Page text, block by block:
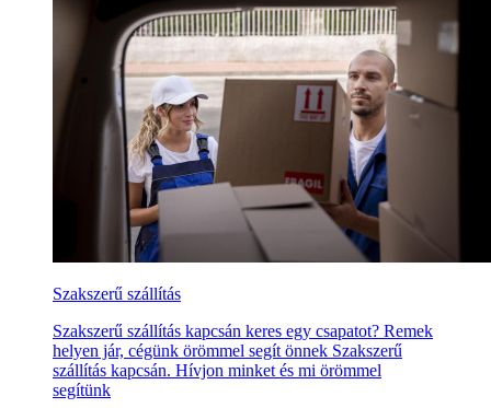
Szakszerű szállítás
Szakszerű szállítás kapcsán keres egy csapatot? Remek
helyen jár, cégünk örömmel segít önnek Szakszerű
szállítás kapcsán. Hívjon minket és mi örömmel
segítünk